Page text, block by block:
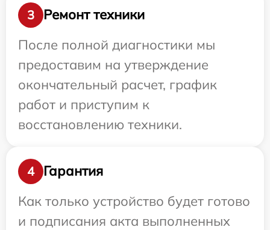
3
Ремонт техники
После полной диагностики мы
предоставим на утверждение
окончательный расчет, график
работ и приступим к
восстановлению техники.
4
Гарантия
Как только устройство будет готово
и подписания акта выполненных